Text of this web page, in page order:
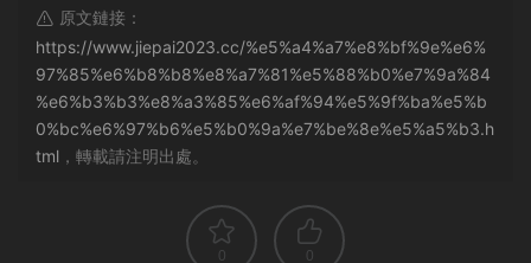
原文鏈接：
https://www.jiepai2023.cc/%e5%a4%a7%e8%bf%9e%e6%
97%85%e6%b8%b8%e8%a7%81%e5%88%b0%e7%9a%84
%e6%b3%b3%e8%a3%85%e6%af%94%e5%9f%ba%e5%b
0%bc%e6%97%b6%e5%b0%9a%e7%be%8e%e5%a5%b3.h
tml ，轉載請注明出處。
0 0